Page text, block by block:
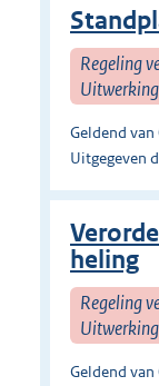
Regeling
Geldend
Uitgegeven
heling
Regeling
Geldend